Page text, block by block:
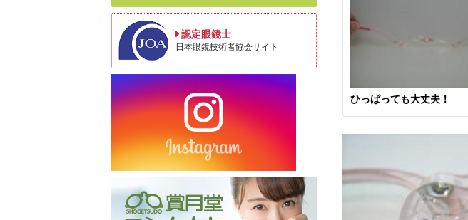
ひっぱっても大丈夫！
認定眼鏡士
日本眼鏡技術者協会サイト